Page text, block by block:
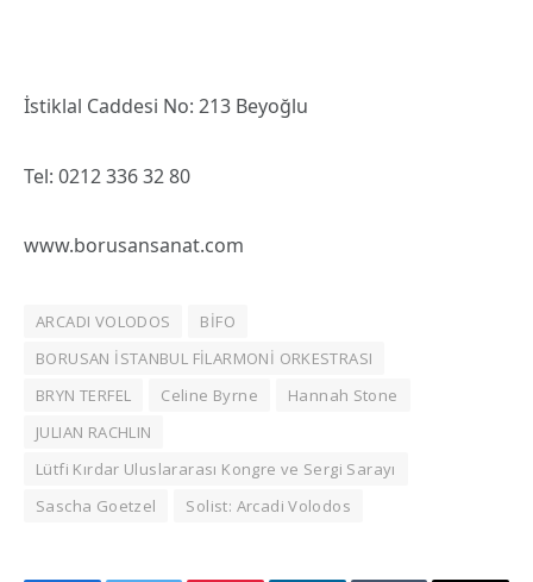
İstiklal Caddesi No: 213 Beyoğlu
Tel: 0212 336 32 80
www.borusansanat.com
ARCADI VOLODOS
BİFO
BORUSAN İSTANBUL FİLARMONİ ORKESTRASI
BRYN TERFEL
Celine Byrne
Hannah Stone
JULIAN RACHLIN
Lütfi Kırdar Uluslararası Kongre ve Sergi Sarayı
Sascha Goetzel
Solist: Arcadi Volodos